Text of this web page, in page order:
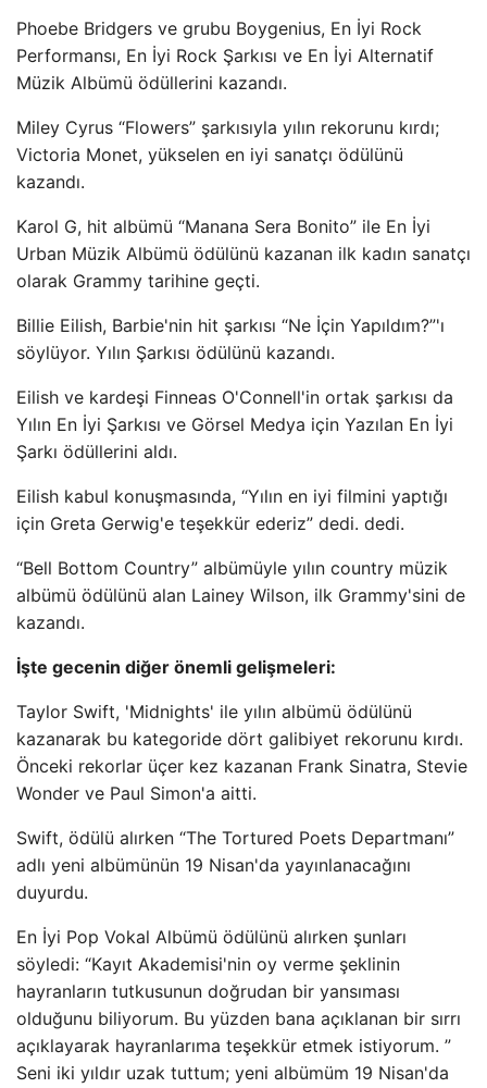
Phoebe Bridgers ve grubu Boygenius, En İyi Rock
Performansı, En İyi Rock Şarkısı ve En İyi Alternatif
Müzik Albümü ödüllerini kazandı.
Miley Cyrus “Flowers” şarkısıyla yılın rekorunu kırdı;
Victoria Monet, yükselen en iyi sanatçı ödülünü
kazandı.
Karol G, hit albümü “Manana Sera Bonito” ile En İyi
Urban Müzik Albümü ödülünü kazanan ilk kadın sanatçı
olarak Grammy tarihine geçti.
Billie Eilish, Barbie'nin hit şarkısı “Ne İçin Yapıldım?”'ı
söylüyor. Yılın Şarkısı ödülünü kazandı.
Eilish ve kardeşi Finneas O'Connell'in ortak şarkısı da
Yılın En İyi Şarkısı ve Görsel Medya için Yazılan En İyi
Şarkı ödüllerini aldı.
Eilish kabul konuşmasında, “Yılın en iyi filmini yaptığı
için Greta Gerwig'e teşekkür ederiz” dedi. dedi.
“Bell Bottom Country” albümüyle yılın country müzik
albümü ödülünü alan Lainey Wilson, ilk Grammy'sini de
kazandı.
İşte gecenin diğer önemli gelişmeleri:
Taylor Swift, 'Midnights' ile yılın albümü ödülünü
kazanarak bu kategoride dört galibiyet rekorunu kırdı.
Önceki rekorlar üçer kez kazanan Frank Sinatra, Stevie
Wonder ve Paul Simon'a aitti.
Swift, ödülü alırken “The Tortured Poets Departmanı”
adlı yeni albümünün 19 Nisan'da yayınlanacağını
duyurdu.
En İyi Pop Vokal Albümü ödülünü alırken şunları
söyledi: “Kayıt Akademisi'nin oy verme şeklinin
hayranların tutkusunun doğrudan bir yansıması
olduğunu biliyorum. Bu yüzden bana açıklanan bir sırrı
açıklayarak hayranlarıma teşekkür etmek istiyorum. ”
Seni iki yıldır uzak tuttum; yeni albümüm 19 Nisan'da